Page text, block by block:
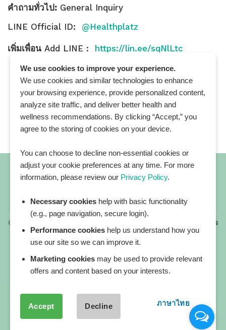
คำถามทั่วไป: General Inquiry
LINE Official ID: @Healthplatz
เพิ่มเพื่อน Add LINE : https://lin.ee/sqNlLtc
All blog posts
Copyright 2026 ©
All rights reserved. HEALTHPLATZ™ is
a registered trademark of Adbrandture Co., Ltd.
Our website services, content, and products are for
informational purposes only. Healthplatz does not
provide medical advice, diagnosis, or treatment.
We use cookies to improve your experience.
We use cookies and similar technologies to enhance
your browsing experience, provide personalized content,
analyze site traffic, and deliver better health and
wellness recommendations. By clicking “Accept,” you
agree to the storing of cookies on your device.
You can choose to decline non-essential cookies or
adjust your cookie preferences at any time. For more
information, please review our Privacy Policy.
Necessary cookies help with basic functionality
(e.g., page navigation, secure login).
Performance cookies help us understand how you
use our site so we can improve it.
Marketing cookies may be used to provide relevant
offers and content based on your interests.
Accept Decline ภาษาไทย